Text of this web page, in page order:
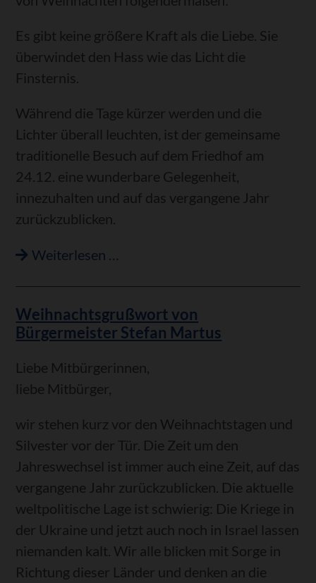
Gemeinderates
am
Es gibt keine größere Kraft als die Liebe. Sie
überwindet den Hass wie das Licht die
Finsternis.
Während die Tage kürzer werden und die
Lichter überall leuchten, ist der gemeinsame
traditionelle Besuch auf dem Friedhof am
24.12. eine wunderbare Gelegenheit,
innezuhalten und auf das vergangene Jahr
zurückzublicken.
Weiterlesen …
dem
Friedhof
Weihnachtsgrußwort von
Bürgermeister Stefan Martus
Liebe Mitbürgerinnen,
liebe Mitbürger,
wir stehen kurz vor den Weihnachtstagen und
Silvester vor der Tür. Die Zeit um den
Jahreswechsel ist immer auch eine Zeit, auf das
vergangene Jahr zurückzublicken. Die aktuelle
weltpolitische Lage ist schwierig: Die Kriege in
der Ukraine und jetzt auch noch in Israel lassen
niemanden kalt. Wir alle blicken mit Sorge in
Richtung dieser Länder und denken an die